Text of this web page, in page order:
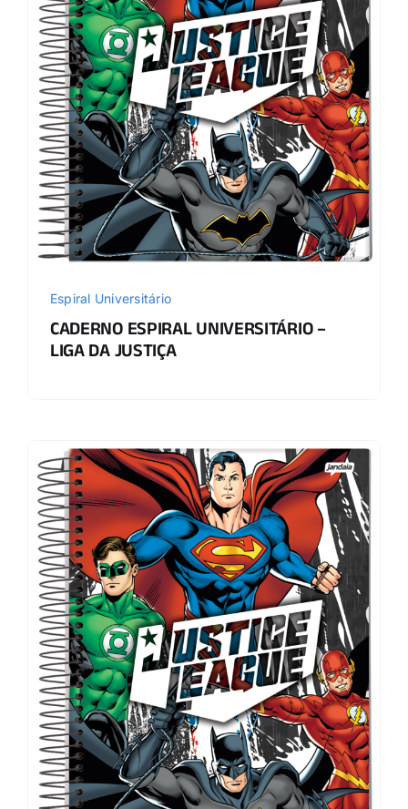
Espiral Universitário
CADERNO ESPIRAL UNIVERSITÁRIO –
LIGA DA JUSTIÇA